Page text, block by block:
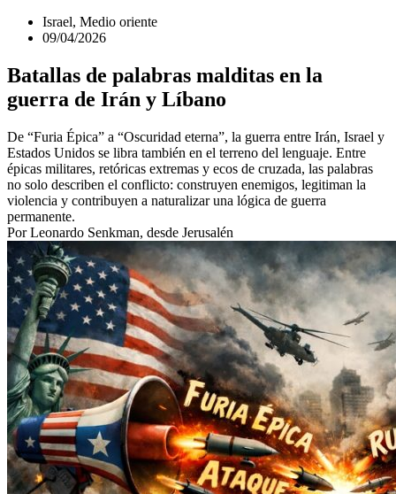
Israel, Medio oriente
09/04/2026
Batallas de palabras malditas en la
guerra de Irán y Líbano
De “Furia Épica” a “Oscuridad eterna”, la guerra entre Irán, Israel y
Estados Unidos se libra también en el terreno del lenguaje. Entre
épicas militares, retóricas extremas y ecos de cruzada, las palabras
no solo describen el conflicto: construyen enemigos, legitiman la
violencia y contribuyen a naturalizar una lógica de guerra
permanente.
Por Leonardo Senkman, desde Jerusalén